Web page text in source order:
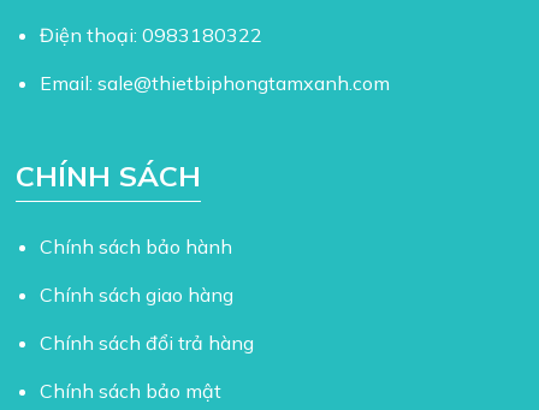
Điện thoại:0983180322
Email:sale@thietbiphongtamxanh.com
CHÍNH SÁCH
Chính sách bảo hành
Chính sách giao hàng
Chính sách đổi trả hàng
Chính sách bảo mật